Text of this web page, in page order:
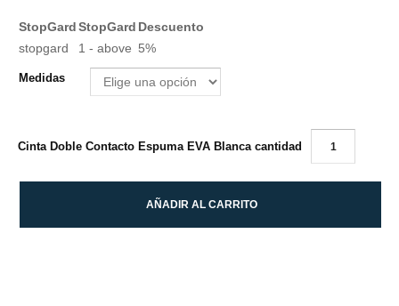
StopGardStopGard Descuento
stopgard
1 - above 5%
Medidas
Cinta Doble Contacto Espuma EVA Blanca cantidad
AÑADIR AL CARRITO